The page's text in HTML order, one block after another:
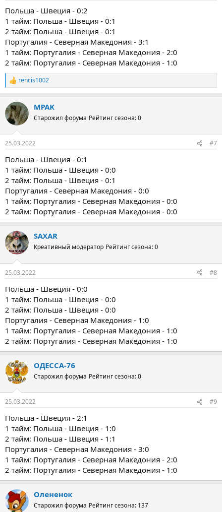
Польша - Швеция - 0:2
1 тайм: Польша - Швеция - 0:1
2 тайм: Польша - Швеция - 0:1
Португалия - Северная Македония - 3:1
1 тайм: Португалия - Северная Македония - 2:0
2 тайм: Португалия - Северная Македония - 1:0
Р
е
к
ц
и
rencis1002
MPAK
Старожил форума Рейтинг сезона: 0
25.03.2022 #7
Польша - Швеция - 0:1
1 тайм: Польша - Швеция - 0:0
2 тайм: Польша - Швеция - 0:1
Португалия - Северная Македония - 0:0
1 тайм: Португалия - Северная Македония - 0:0
2 тайм: Португалия - Северная Македония - 0:0
SAXAR
Креативный модератор Рейтинг сезона: 0
25.03.2022 #8
Польша - Швеция - 0:0
1 тайм: Польша - Швеция - 0:0
2 тайм: Польша - Швеция - 0:0
Португалия - Северная Македония - 1:0
1 тайм: Португалия - Северная Македония - 1:0
2 тайм: Португалия - Северная Македония - 1:0
ОДЕССА-76
Старожил форума Рейтинг сезона: 0
25.03.2022 #9
Польша - Швеция - 2:1
1 тайм: Польша - Швеция - 1:0
2 тайм: Польша - Швеция - 1:1
Португалия - Северная Македония - 3:0
1 тайм: Португалия - Северная Македония - 2:0
2 тайм: Португалия - Северная Македония - 1:0
Олененок
Старожил форума Рейтинг сезона: 137